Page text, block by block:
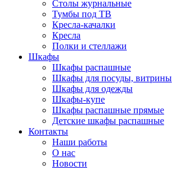
Столы журнальные
Тумбы под ТВ
Кресла-качалки
Кресла
Полки и стеллажи
Шкафы
Шкафы распашные
Шкафы для посуды, витрины
Шкафы для одежды
Шкафы-купе
Шкафы распашные прямые
Детские шкафы распашные
Контакты
Наши работы
О нас
Новости